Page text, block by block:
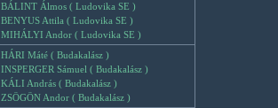
BÁLINT Álmos ( Ludovika SE )
BENYUS Attila ( Ludovika SE )
MIHÁLYI Andor ( Ludovika SE )
HÁRI Máté ( Budakalász )
INSPERGER Sámuel ( Budakalász )
KÁLI András ( Budakalász )
ZSÖGÖN Andor ( Budakalász )